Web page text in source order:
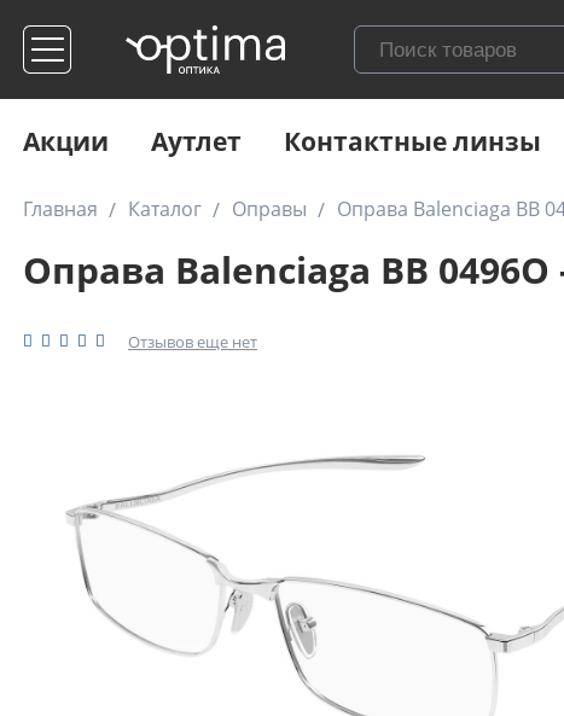
Акции Аутлет Контактные линзы
Главная Каталог Оправы Оправа Balenciaga BB
Оправа Balenciaga BB 0496O
Отзывов еще нет